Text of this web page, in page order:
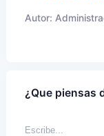
Autor:
¿Que piensas